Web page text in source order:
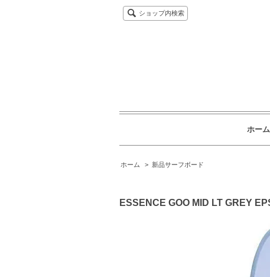
ショップ内検索
ホーム
ホーム > 新品サーフボード
ESSENCE GOO MID LT GREY